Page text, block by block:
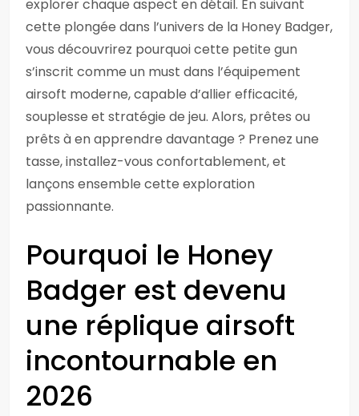
explorer chaque aspect en détail. En suivant
cette plongée dans l’univers de la Honey Badger,
vous découvrirez pourquoi cette petite gun
s’inscrit comme un must dans l’équipement
airsoft moderne, capable d’allier efficacité,
souplesse et stratégie de jeu. Alors, prêtes ou
prêts à en apprendre davantage ? Prenez une
tasse, installez-vous confortablement, et
lançons ensemble cette exploration
passionnante.
Pourquoi le Honey
Badger est devenu
une réplique airsoft
incontournable en
2026